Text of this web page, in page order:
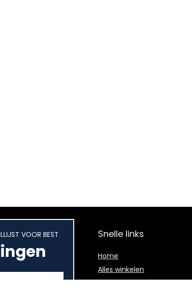
VOOR BEST Snelle links
Home
Alles winkelen